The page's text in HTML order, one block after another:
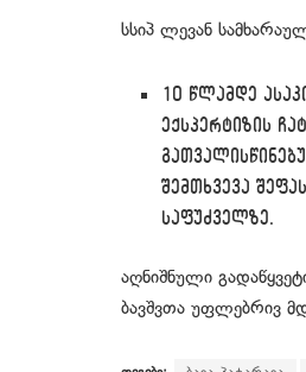
სსიპ ლევან
10 წლამდე
ექსპერტიზის
შემთხვევა
საფუძველზე.
აღნიშნული
ბავშვთა უფლებრივ